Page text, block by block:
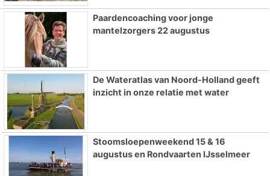
Paardencoaching voor jonge
mantelzorgers 22 augustus
De Wateratlas van Noord-Holland geeft
inzicht in onze relatie met water
Stoomsloepenweekend 15 & 16
augustus en Rondvaarten IJsselmeer